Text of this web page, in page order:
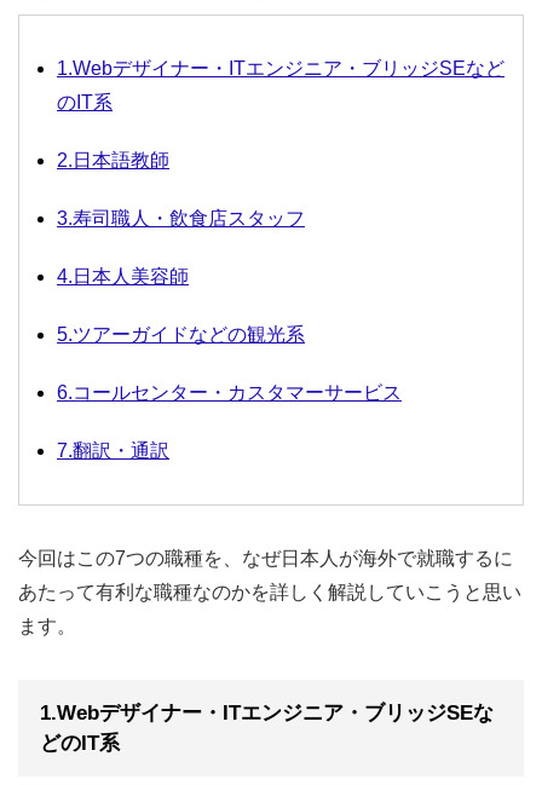
1.Webデザイナー・ITエンジニア・ブリッジSEなど
のIT系
2.日本語教師
3.寿司職人・飲食店スタッフ
4.日本人美容師
5.ツアーガイドなどの観光系
6.コールセンター・カスタマーサービス
7.翻訳・通訳
今回はこの7つの職種を、なぜ日本人が海外で就職するに
あたって有利な職種なのかを詳しく解説していこうと思い
ます。
1.Webデザイナー・ITエンジニア・ブリッジSEな
どのIT系